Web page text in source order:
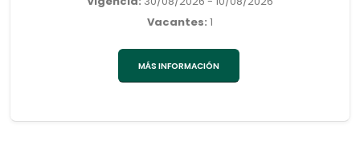
Vacantes: 1
MÁS INFORMACIÓN